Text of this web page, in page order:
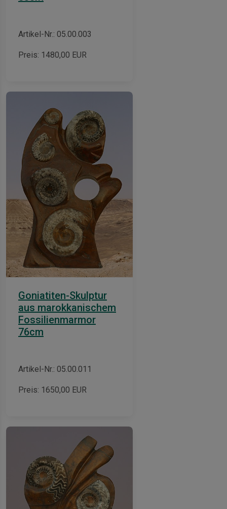
Artikel-Nr.: 05.00.003
Preis: 1480,00 EUR
Goniatiten-Skulptur
aus marokkanischem
Fossilienmarmor
76cm
Artikel-Nr.: 05.00.011
Preis: 1650,00 EUR